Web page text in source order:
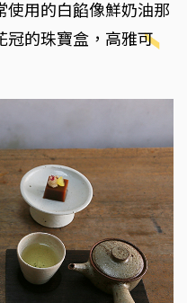
使用的白餡像鮮奶油那
冠的珠寶盒，高雅可